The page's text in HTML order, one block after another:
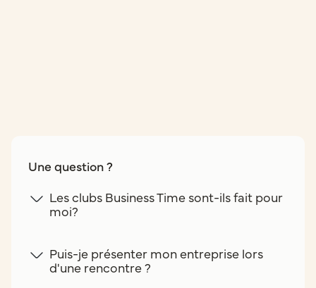
Une question ?
Les clubs Business Time sont-ils fait pour
moi?
Puis-je présenter mon entreprise lors
d'une rencontre ?